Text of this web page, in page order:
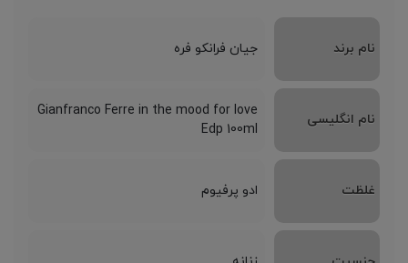
نام برند جیان فرانکو فره
نام انگلیسی
Gianfranco Ferre in the mood for love
Edp 100ml
غلظت ادو پرفیوم